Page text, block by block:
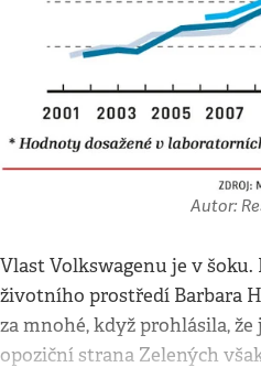
Autor:
Vlast Volkswagenu je v
životního prostředí Barbara
za mnohé, když prohlásila, že
opoziční strana Zelených